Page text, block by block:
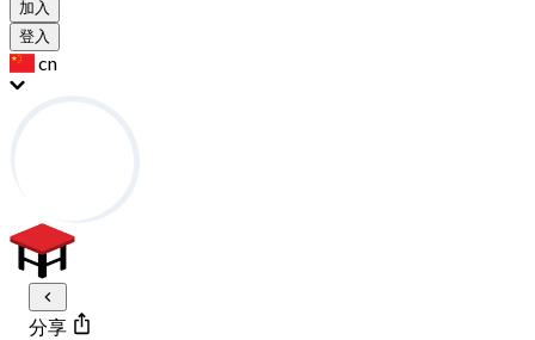
加入
登入
cn
分享